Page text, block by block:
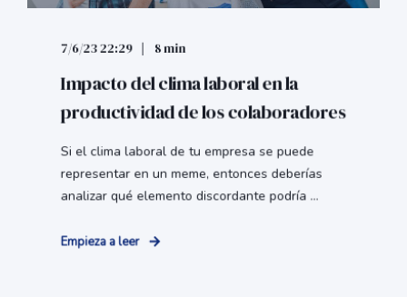
7/6/23 22:29 8 min
Impacto del clima laboral en la
productividad de los colaboradores
Si el clima laboral de tu empresa se puede
representar en un meme, entonces deberías
analizar qué elemento discordante podría ...
Empieza a leer